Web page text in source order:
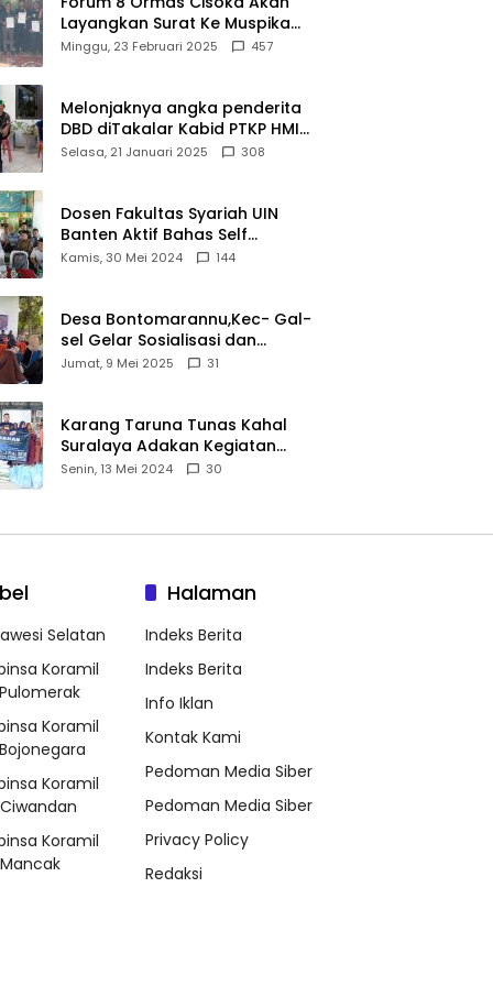
Layangkan Surat Ke Muspika
Atas Adanya Kantor Matel di
Minggu, 23 Februari 2025 457
Melonjaknya angka penderita
DBD diTakalar Kabid PTKP HMI
Cab.Takalar angkat bicara
Selasa, 21 Januari 2025 308
Dosen Fakultas Syariah UIN
Banten Aktif Bahas Self
Declare Halal dalam Forum
Kamis, 30 Mei 2024 144
Desa Bontomarannu,Kec- Gal-
sel Gelar Sosialisasi dan
Bimtek Pemutakhiran Data ID
Jumat, 9 Mei 2025 31
Karang Taruna Tunas Kahal
Suralaya Adakan Kegiatan
Bansos Terhadap Kaum
Senin, 13 Mei 2024 30
Selatan
Koramil
Koramil
Koramil
Koramil
Halaman
Indeks Berita
Indeks Berita
Info Iklan
Kontak Kami
Pedoman Media Siber
Pedoman Media Siber
Privacy Policy
Redaksi